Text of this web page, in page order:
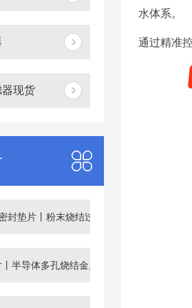
现货
封垫片丨粉末烧结过滤片
半导体多孔烧结金属滤芯
水体系。
通过精准